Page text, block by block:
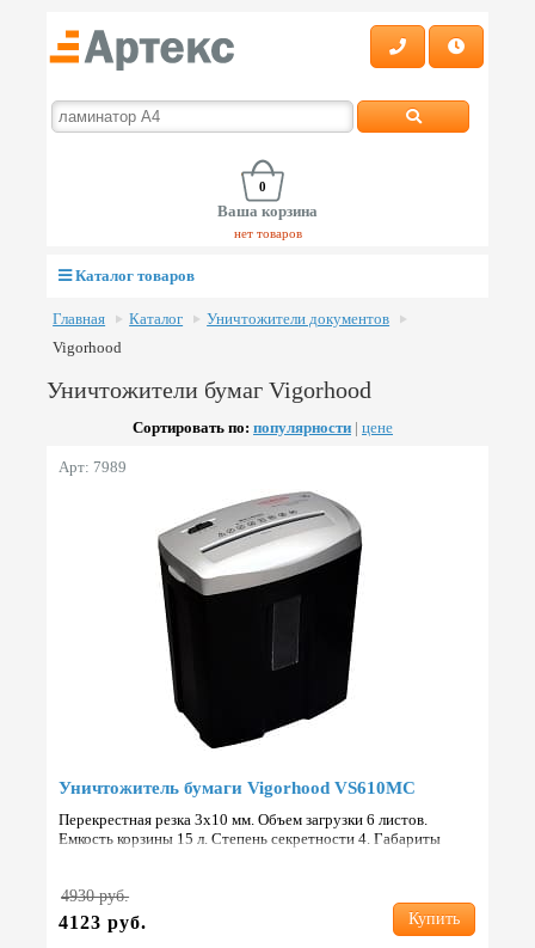
0
Ваша корзина
нет товаров
Каталог товаров
Главная Каталог
Уничтожители документов
Vigorhood
Уничтожители бумаг Vigorhood
Сортировать по: популярности | цене
Арт: 7989
Уничтожитель бумаги Vigorhood VS610MC
Перекрестная резка 3х10 мм. Объем загрузки 6 листов.
Емкость корзины 15 л. Степень секретности 4. Габариты
4930 руб.
4123 руб. Купить